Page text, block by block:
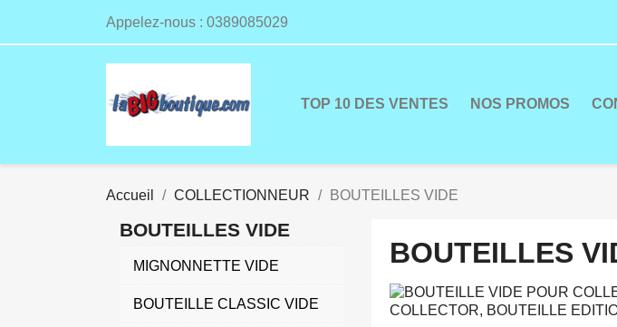
Appelez-nous : 0389085029
TOP 10 DES VENTES NOS PROMOS
Accueil COLLECTIONNEUR BOUTEILLES VIDE
BOUTEILLES VIDE
MIGNONNETTE VIDE
BOUTEILLE CLASSIC VIDE
BOUTEILLES